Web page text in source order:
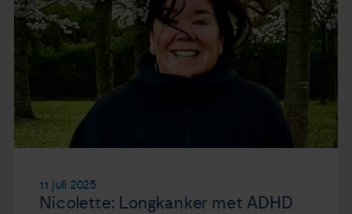
11 juli 2025
Nicolette: Longkanker met ADHD